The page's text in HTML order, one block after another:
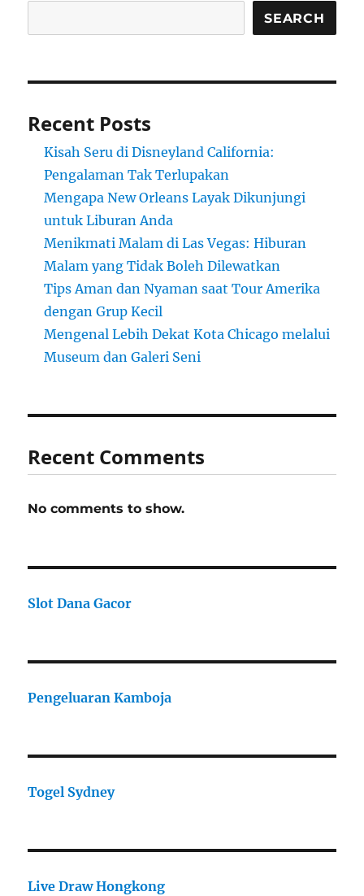
SEARCH
Recent Posts
Kisah Seru di Disneyland California:
Pengalaman Tak Terlupakan
Mengapa New Orleans Layak Dikunjungi
untuk Liburan Anda
Menikmati Malam di Las Vegas: Hiburan
Malam yang Tidak Boleh Dilewatkan
Tips Aman dan Nyaman saat Tour Amerika
dengan Grup Kecil
Mengenal Lebih Dekat Kota Chicago melalui
Museum dan Galeri Seni
Recent Comments
No comments to show.
Slot Dana Gacor
Pengeluaran Kamboja
Togel Sydney
Live Draw Hongkong